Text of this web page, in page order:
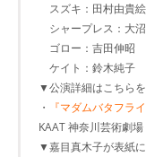
スズキ：田村由貴絵
シャープレス：大
ゴロー：吉田伸昭
ケイト：鈴木純子
▼公演詳細はこちら
・
『マダムバタフラ
KAAT 神奈川芸術劇場
▼嘉目真木子が表紙